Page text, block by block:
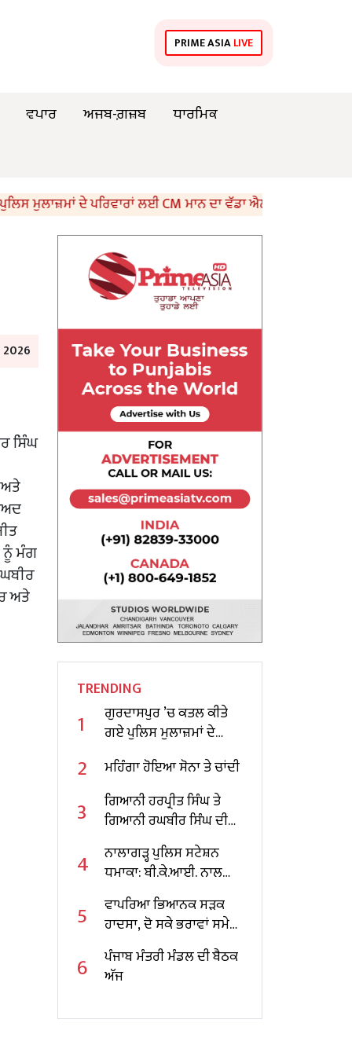
PRIME ASIALIVE
ਵਪਾਰ ਅਜਬ-ਗ਼ਜ਼ਬ
ਧਾਰਮਿਕ
ਦੇ ਪਰਿਵਾਰਾਂ ਲਈ CM ਮਾਨ ਦਾ ਵੱਡਾ ਐਲਾਨ
ਸਿੰਘ
ਨੂੰ ਮੰਗ
ਅਤੇ
TRENDING
1
ਗੁਰਦਾਸਪੁਰ ’ਚ ਕਤਲ ਕੀਤੇ
ਗਏ ਪੁਲਿਸ ਮੁਲਾਜ਼ਮਾਂ ਦੇ
ਪਰਿਵਾਰਾਂ ਲਈ CM ਮਾਨ ਦਾ
ਵੱਡਾ ਐਲਾਨ
2 ਮਹਿੰਗਾ ਹੋਇਆ ਸੋਨਾ ਤੇ ਚਾਂਦੀ
3
ਗਿਆਨੀ ਹਰਪ੍ਰੀਤ ਸਿੰਘ ਤੇ
ਗਿਆਨੀ ਰਘਬੀਰ ਸਿੰਘ ਦੀਆਂ
ਜਾਇਦਾਦਾਂ ਦੀ ਜਾਂਚ ਦੀ ਮੰਗ
ਉੱਠਣ ਲੱਗੀ
4
ਨਾਲਾਗੜ੍ਹ ਪੁਲਿਸ ਸਟੇਸ਼ਨ
ਧਮਾਕਾ: ਬੀ.ਕੇ.ਆਈ. ਨਾਲ
ਸਬੰਧਤ ਦੋ ਮੁੱਖ ਦੋਸ਼ੀ ਪਿਸਤੌਲ
ਸਮੇਤ ਗ੍ਰਿਫ਼ਤਾਰ
5
ਵਾਪਰਿਆ ਭਿਆਨਕ ਸੜਕ
ਹਾਦਸਾ, ਦੋ ਸਕੇ ਭਰਾਵਾਂ ਸਮੇਤ
3 ਦੀ ਮੌਤ, 2 ਜ਼ਖਮੀ
6
ਪੰਜਾਬ ਮੰਤਰੀ ਮੰਡਲ ਦੀ ਬੈਠਕ
ਅੱਜ